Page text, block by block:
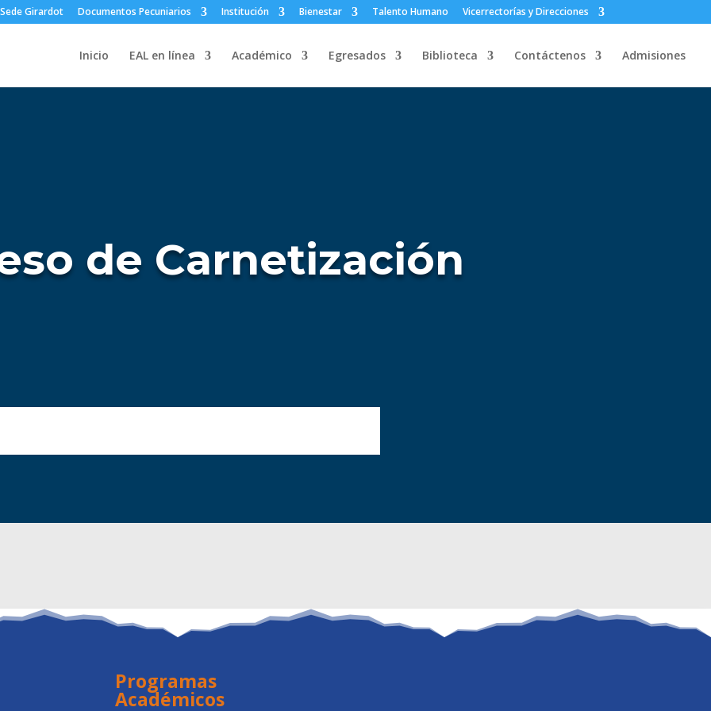
Sede Girardot Documentos Pecuniarios Institución Bienestar Talento Humano Vicerrectorías y Direcciones
Inicio EAL en línea Académico Egresados Biblioteca Contáctenos Admisiones
de Carnetización
Programas
Académicos